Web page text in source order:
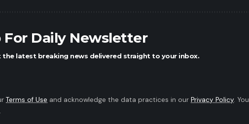
For Daily Newsletter
the latest breaking news delivered straight to your inbox.
Terms of Use and acknowledge the data practices in our Privacy Policy. You